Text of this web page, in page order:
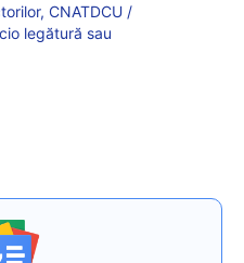
CNATDCU /
legătură sau